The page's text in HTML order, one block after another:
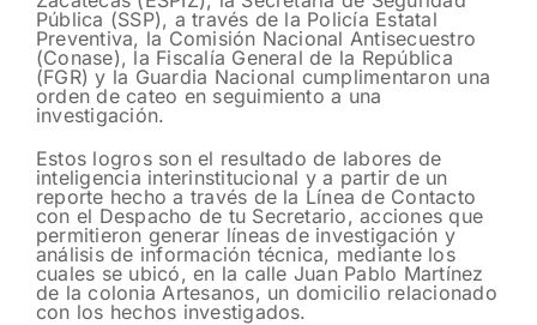
Pública (SSP), a través de la Policía Estatal
Preventiva, la Comisión Nacional Antisecuestro
(Conase), la Fiscalía General de la República
(FGR) y la Guardia Nacional cumplimentaron una
orden de cateo en seguimiento a una
investigación.
Estos logros son el resultado de labores de
inteligencia interinstitucional y a partir de un
reporte hecho a través de la Línea de Contacto
con el Despacho de tu Secretario, acciones que
permitieron generar líneas de investigación y
análisis de información técnica, mediante los
cuales se ubicó, en la calle Juan Pablo Martínez
de la colonia Artesanos, un domicilio relacionado
con los hechos investigados.